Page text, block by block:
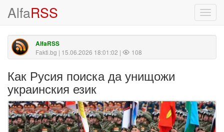
AlfaRSS
AlfaRSS
Fakti.bg | 15.06.2026 18:01:02 | 108
Как Русия поиска да унищожи
украинския език